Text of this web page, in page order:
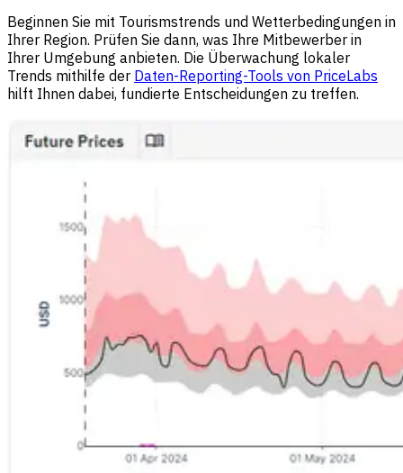
Beginnen Sie mit Tourismstrends und Wetterbedingungen in
Ihrer Region. Prüfen Sie dann, was Ihre Mitbewerber in
Ihrer Umgebung anbieten. Die Überwachung lokaler
Trends mithilfe der Daten-Reporting-Tools von PriceLabs
hilft Ihnen dabei, fundierte Entscheidungen zu treffen.